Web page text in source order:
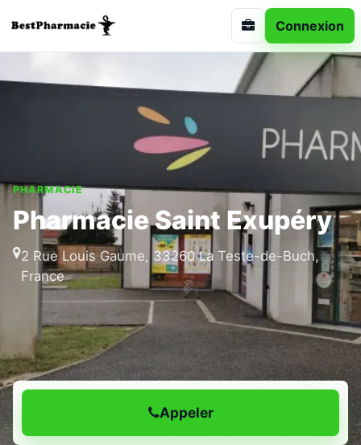
Connexion
PHARMACIE
Pharmacie Saint Exupéry
2 Rue Louis Gaume, 33260 La Teste-de-Buch,
France
Appeler